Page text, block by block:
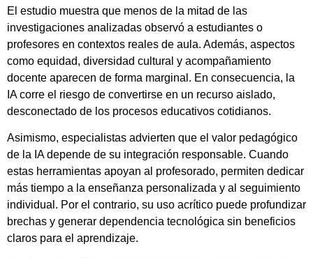
El estudio muestra que menos de la mitad de las
investigaciones analizadas observó a estudiantes o
profesores en contextos reales de aula. Además, aspectos
como equidad, diversidad cultural y acompañamiento
docente aparecen de forma marginal. En consecuencia, la
IA corre el riesgo de convertirse en un recurso aislado,
desconectado de los procesos educativos cotidianos.
Asimismo, especialistas advierten que el valor pedagógico
de la IA depende de su integración responsable. Cuando
estas herramientas apoyan al profesorado, permiten dedicar
más tiempo a la enseñanza personalizada y al seguimiento
individual. Por el contrario, su uso acrítico puede profundizar
brechas y generar dependencia tecnológica sin beneficios
claros para el aprendizaje.